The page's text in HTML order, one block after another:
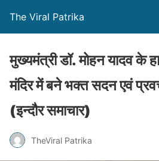
The Viral Patrika
मुख्यमंत्री डॉ. मोहन यादव के
मंदिर में बने भक्त सदन एवं
(इन्‍दौर समाचार)
TheViral Patrika